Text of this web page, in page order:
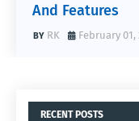
And Features
RK February 01,
RECENT POSTS